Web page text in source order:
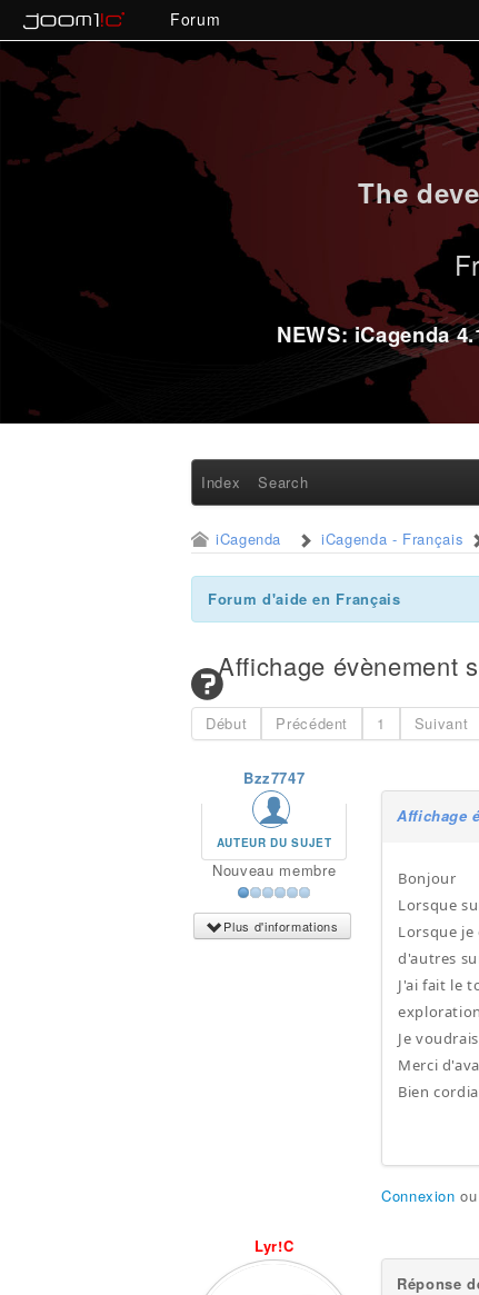
Forum
The
NEWS: iCagenda
Index Search
iCagenda iCagenda - Français
Forum d'aide en Français
Affichage évènement
Début Précédent 1 Suivant
Bzz7747
AUTEUR DU SUJET
Nouveau membre
Plus d'informations
Affichage
Bonjour
Lorsque
Lorsque
d'autres
J'ai fait le
Je
Merci
Bien
Connexion
Lyr!C
Réponse